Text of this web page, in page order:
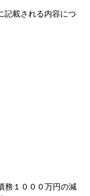
記載される内容につ
務１０００万円の減